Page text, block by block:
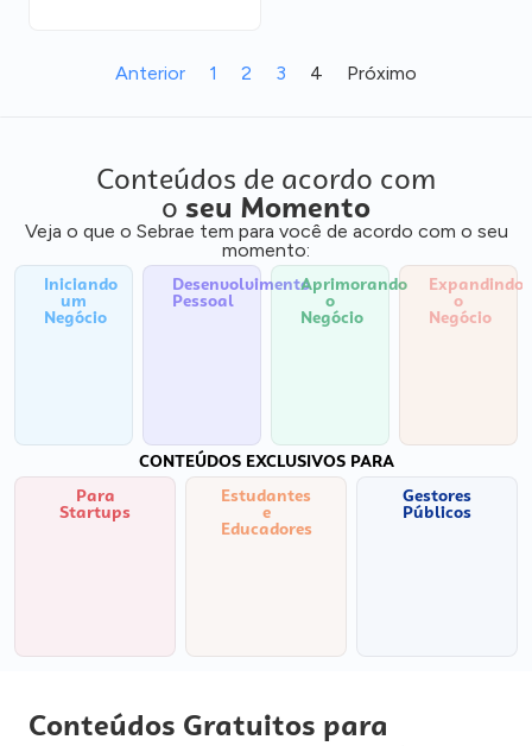
Anterior 1 2 3 4 Próximo
Conteúdos de acordo com
o seu Momento
Veja o que o Sebrae tem para você de acordo com o seu
momento:
Iniciando
um
Negócio
Desenvolvimento
Pessoal
Aprimorando
o
Negócio
Expandindo
o
Negócio
CONTEÚDOS EXCLUSIVOS PARA
Para
Startups
Estudantes
e
Educadores
Gestores
Públicos
Conteúdos Gratuitos para